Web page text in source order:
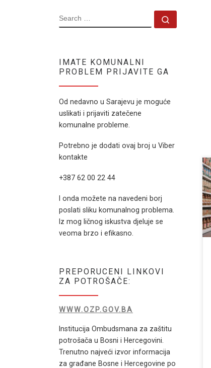
SEARCH
IMATE KOMUNALNI
PROBLEM PRIJAVITE GA
Od nedavno u Sarajevu je moguće
uslikati i prijaviti zatečene
komunalne probleme.
Potrebno je dodati ovaj broj u Viber
kontakte
+387 62 00 22 44
I onda možete na navedeni borj
poslati sliku komunalnog problema.
Iz mog ličnog iskustva djeluje se
veoma brzo i efikasno.
PREPORUCENI LINKOVI
ZA POTROŠAČE:
WWW.OZP.GOV.BA
Institucija Ombudsmana za zaštitu
potrošača u Bosni i Hercegovini.
Trenutno najveći izvor informacija
za građane Bosne i Hercegovine po